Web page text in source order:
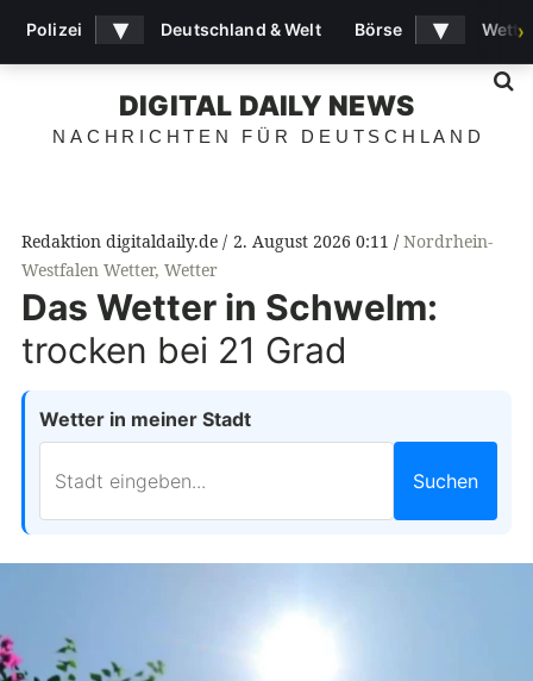
DIGITAL DAILY NEWS
NACHRICHTEN FÜR DEUTSCHLAND
Redaktion digitaldaily.de 2. August 2026 0:11
Nordrhein-
Westfalen Wetter, Wetter
Das Wetter in Schwelm:
trocken bei 21 Grad
Wetter in meiner Stadt
Suchen
Polizei ▾ Deutschland & Welt Börse ▾ ›